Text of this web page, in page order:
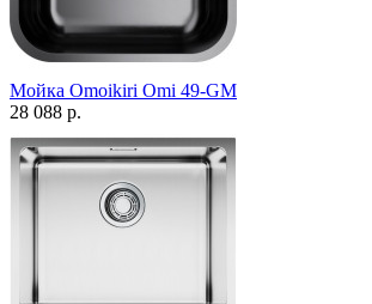
Мойка Omoikiri Omi 49-GM
28 088 р.